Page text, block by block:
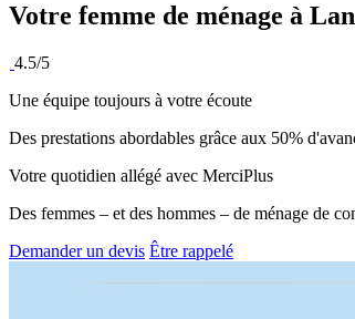
Votre femme de ménage à
4.5/5
Une équipe toujours à votre écoute
Des prestations abordables grâce aux 50%
Votre quotidien allégé avec MerciPlus
Des femmes – et des hommes – de ménage de
Demander un devis Être rappelé